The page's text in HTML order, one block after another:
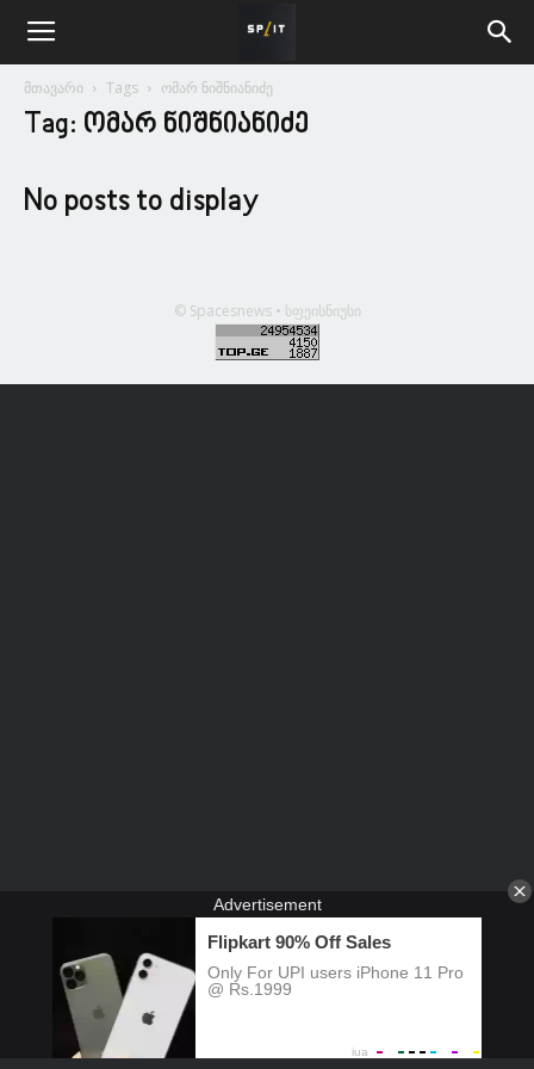
მთავარი Tags ომარ ნიშნიანიძე
Tag: ომარ ნიშნიანიძე
No posts to display
© Spacesnews • სფეისნიუსი